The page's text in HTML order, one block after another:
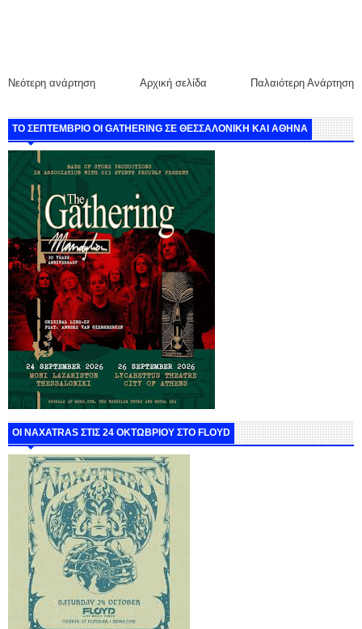
Νεότερη ανάρτηση Παλαιότερη Ανάρτηση
Αρχική σελίδα
ΤΟ ΣΕΠΤΕΜΒΡΙΟ ΟΙ GATHERING ΣΕ ΘΕΣΣΑΛΟΝΙΚΗ ΚΑΙ ΑΘΗΝΑ
ΟΙ NAXATRAS ΣΤΙΣ 24 ΟΚΤΩΒΡΙΟΥ ΣΤΟ FLOYD